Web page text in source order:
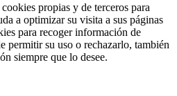
propias y de terceros para
a optimizar su visita a sus páginas
para recoger información de
permitir su uso o rechazarlo, también
siempre que lo desee.